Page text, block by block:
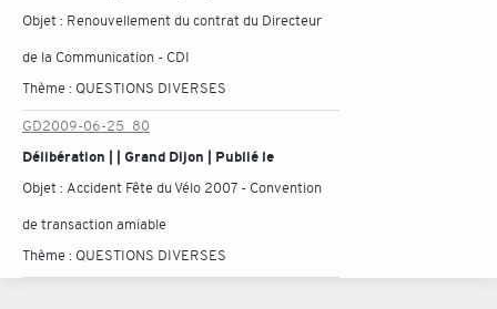
Objet : Renouvellement du contrat du Directeur
de la Communication - CDI
Thème : QUESTIONS DIVERSES
GD2009-06-25_80
Délibération | | Grand Dijon | Publié le
Objet : Accident Fête du Vélo 2007 - Convention
de transaction amiable
Thème : QUESTIONS DIVERSES